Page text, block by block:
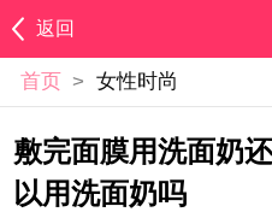
返回
首页 > 女性时尚
敷完面膜用洗面奶
以用洗面奶吗